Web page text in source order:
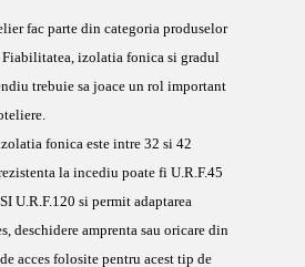
fac parte din categoria produselor
izolatia fonica si gradul
trebuie sa joace un rol important
fonica este intre 32 si 42
la incediu poate fi U.R.F.45
U.R.F.120 si permit adaptarea
deschidere amprenta sau oricare din
acces folosite pentru acest tip de